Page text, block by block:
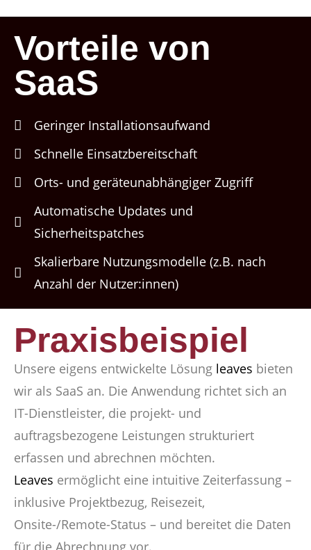
Vorteile von
SaaS
Geringer Installationsaufwand
Schnelle Einsatzbereitschaft
Orts- und geräteunabhängiger Zugriff
Automatische Updates und
Sicherheitspatches
Skalierbare Nutzungsmodelle (z.B. nach
Anzahl der Nutzer:innen)
Praxisbeispiel
Unsere eigens entwickelte Lösung leaves bieten
wir als SaaS an. Die Anwendung richtet sich an
IT-Dienstleister, die projekt- und
auftragsbezogene Leistungen strukturiert
erfassen und abrechnen möchten.
Leaves ermöglicht eine intuitive Zeiterfassung –
inklusive Projektbezug, Reisezeit,
Onsite-/Remote-Status – und bereitet die Daten
für die Abrechnung vor.